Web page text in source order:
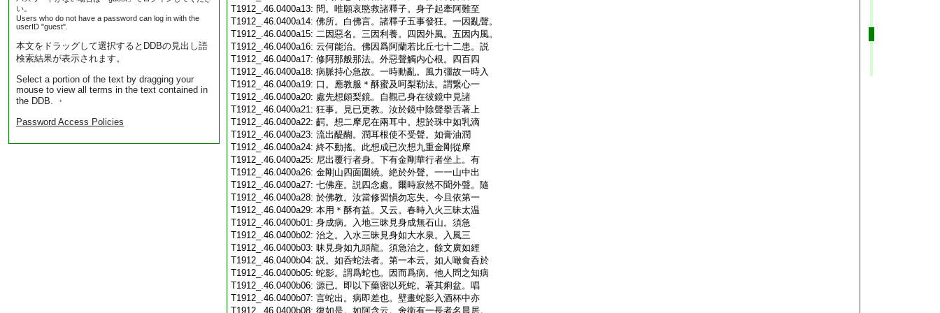
い。
Users who do not have a password can log in with the
userID "guest".
本文をドラッグして選択するとDDBの見出し語
検索結果が表示されます。
Select a portion of the text by dragging your
mouse to view all terms in the text contained in
the DDB. ・
Password Access Policies
T1912_.46.0400a13: 問。唯願哀愍救諸釋子。身子起牽阿難至
T1912_.46.0400a14: 佛所。白佛言。諸釋子五事發狂。一因亂聲。
T1912_.46.0400a15: 二因惡名。三因利養。四因外風。五因内風。
T1912_.46.0400a16: 云何能治。佛因爲阿蘭若比丘七十二患。説
T1912_.46.0400a17: 修阿那般那法。外惡聲觸内心根。四百四
T1912_.46.0400a18: 病脈持心急故。一時動亂。風力彊故一時入
T1912_.46.0400a19: 口。應教服＊酥蜜及呵梨勒法。謂繋心一
T1912_.46.0400a20: 處先想頗梨鏡。自觀己身在彼鏡中見諸
T1912_.46.0400a21: 狂事。見已更教。汝於鏡中除聲擧舌著上
T1912_.46.0400a22: 齶。想二摩尼在兩耳中。想於珠中如乳滴
T1912_.46.0400a23: 流出醍醐。潤耳根使不受聲。如膏油潤
T1912_.46.0400a24: 終不動搖。此想成已次想九重金剛從摩
T1912_.46.0400a25: 尼出覆行者身。下有金剛華行者坐上。有
T1912_.46.0400a26: 金剛山四面圍繞。絶於外聲。一一山中出
T1912_.46.0400a27: 七佛座。説四念處。爾時寂然不聞外聲。隨
T1912_.46.0400a28: 於佛教。汝當修習愼勿忘失。今且依第一
T1912_.46.0400a29: 本用＊酥有益。又云。春時入火三昧太温
T1912_.46.0400b01: 身成病。入地三昧見身成無石山。須急
T1912_.46.0400b02: 治之。入水三昧見身如大水泉。入風三
T1912_.46.0400b03: 昧見身如九頭龍。須急治之。餘文廣如經
T1912_.46.0400b04: 説。如呑蛇法者。第一本云。如人噉食呑於
T1912_.46.0400b05: 蛇影。謂爲蛇也。因而爲病。他人問之知病
T1912_.46.0400b06: 源已。即以下藥密以死蛇。著其痢盆。唱
T1912_.46.0400b07: 言蛇出。病即差也。壁畫蛇影入酒杯中亦
T1912_.46.0400b08: 復如是。如阿含云。舍衞有一長者名晨居。